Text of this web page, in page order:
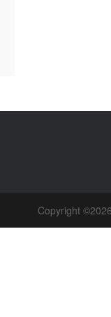
Copyright